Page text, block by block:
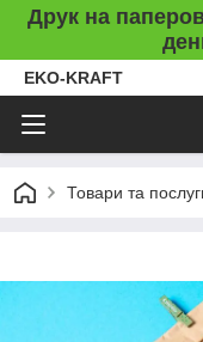
Друк на
EKO-KRAFT
Товари та